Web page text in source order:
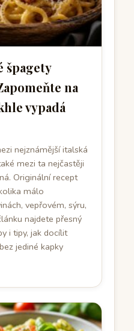
špagety
na
vypadá
nejznámější italská
mezi ta nejčastěji
Originální recept
málo
vepřovém, sýru,
najdete přesný
i tipy, jak docílit
jediné kapky